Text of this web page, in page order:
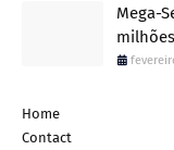
Mega-
milhões
Home
Contact